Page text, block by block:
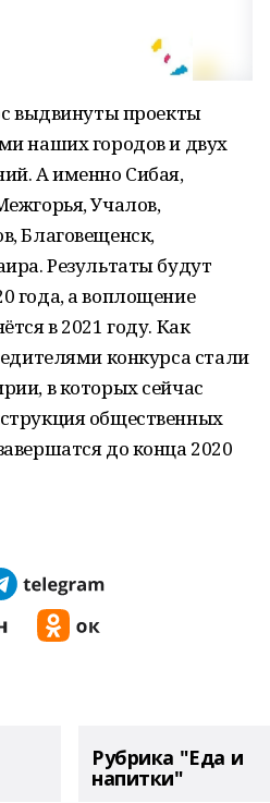
выдвинуты проекты
наших городов и двух
А именно Сибая,
Учалов,
Благовещенск,
Результаты будут
года, а воплощение
в 2021 году. Как
конкурса стали
в которых сейчас
общественных
до конца 2020
Рубрика "Еда и
напитки"